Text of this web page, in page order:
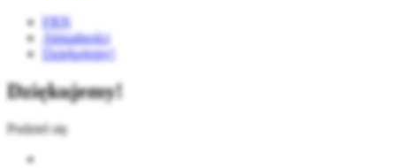
FRN
Aktualności
Dziękujemy!
Dziękujemy!
Podziel się